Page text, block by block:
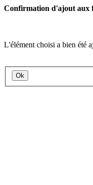
Confirmation d'ajout aux
L'élément choisi a bien été